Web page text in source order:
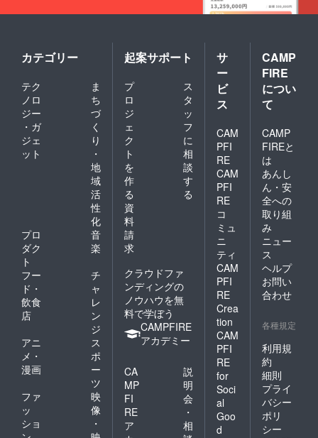
カテゴリー
テク
ノロ
ジー
・ガ
ジェ
ット
ま
ち
づ
く
り
・
地
域
活
性
化
プロ
ダク
ト
音
楽
フー
ド・
飲食
店
チ
ャ
レ
ン
ジ
アニ
メ・
漫画
ス
ポ
ー
ツ
ファ
ッ
ショ
映
像
・
起案サポート
プ
ロ
ジ
ェ
ク
ト
を
作
る
ス
タ
ッ
フ
に
相
談
す
る
資
料
請
求
クラウドファ
ンディングの
ノウハウを無
料で学ぼう
CAMPFIRE
アカデミー
CA
MP
FI
RE
ア
説
明
会
・
相
サ
ー
ビ
ス
CAM
PFI
RE
CAM
PFI
RE
コ
ミュ
ニ
ティ
CAM
PFI
RE
Crea
tion
CAM
PFI
RE
for
Soci
al
Goo
d
CAMP
FIRE
につい
て
CAMP
FIREと
は
あんし
ん・安
全への
取り組
み
ニュー
ス
ヘルプ
お問い
合わせ
各種規定
利用規
約
細則
プライ
バシー
ポリ
シー